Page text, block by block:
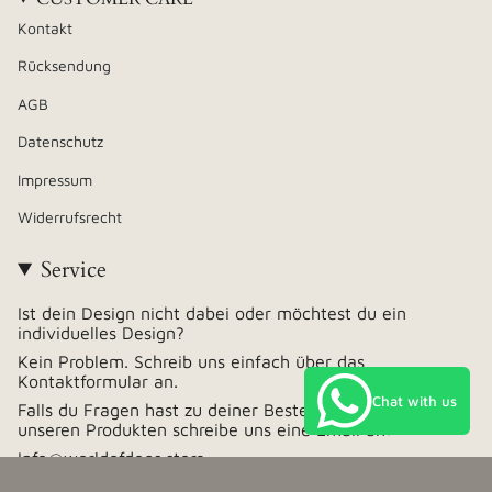
Kontakt
Rücksendung
AGB
Datenschutz
Impressum
Widerrufsrecht
Service
Ist dein Design nicht dabei oder möchtest du ein
individuelles Design?
Kein Problem. Schreib uns einfach über das
Kontaktformular an.
Falls du Fragen hast zu deiner Bestellung oder zu
unseren Produkten schreibe uns eine Email an:
Info@worldofdogs.store
Chat with us